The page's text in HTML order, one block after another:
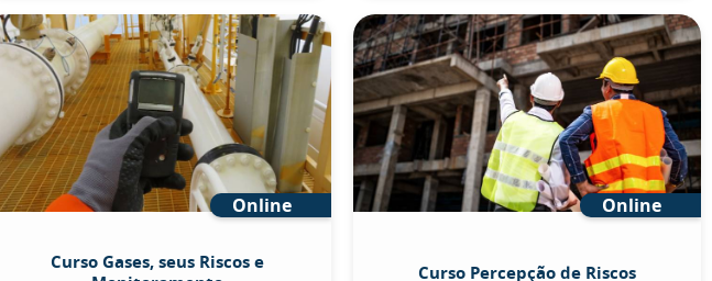
Online
Curso Gases, seus Riscos e
Online
Curso Percepção de Riscos